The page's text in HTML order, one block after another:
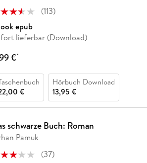
(113)
epub
lieferbar (Download)
€*
€
Hörbuch Download
13,95 €
schwarze Buch: Roman
Pamuk
(37)